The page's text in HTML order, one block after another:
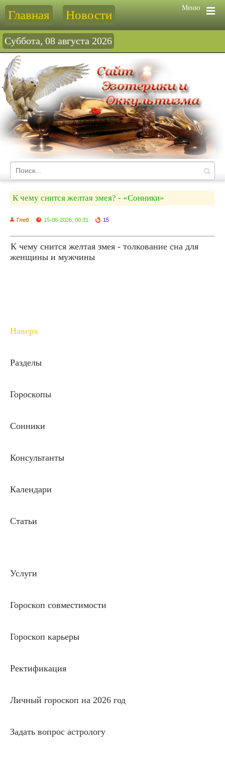
Меню
Главная Новости
Суббота, 08 августа 2026
К чему снится желтая змея? - «Сонники»
Глеб 15-06-2026, 00:31 15
К чему снится желтая змея - толкование сна для
женщины и мужчины
Наверх
Разделы
Гороскопы
Сонники
Консультанты
Календари
Статьи
Услуги
Гороскоп совместимости
Гороскоп карьеры
Ректификация
Личный гороскоп на 2026 год
Задать вопрос астрологу